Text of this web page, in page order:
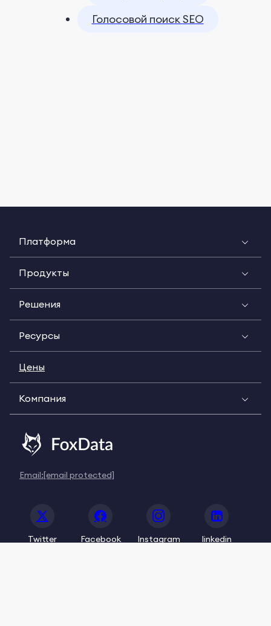
Голосовой поиск SEO
Платформа
Продукты
Решения
Ресурсы
Цены
Компания
Email:[email protected]
Twitter Facebook Instagram linkedin